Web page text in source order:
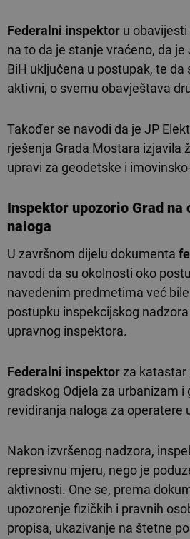
Federalni inspektor u
na to da je stanje vraćeno, da
BiH uključena u postupak, te da
aktivni, o svemu obavještava
Također se navodi da je JP
rješenja Grada Mostara izjavila
upravi za geodetske i
Inspektor upozorio Grad na
naloga
U završnom dijelu dokumenta
navodi da su okolnosti oko
navedenim predmetima već
postupku inspekcijskog
upravnog inspektora.
Federalni inspektorza katastar
gradskog Odjela za urbanizam i
revidiranja naloga za operatere
Nakon izvršenog nadzora,
represivnu mjeru, nego je
aktivnosti. One se, prema
upozorenje fizičkih i pravnih
propisa, ukazivanje na štetne